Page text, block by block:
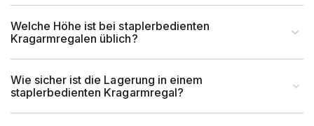
Welche Höhe ist bei staplerbedienten
Kragarmregalen üblich?
Wie sicher ist die Lagerung in einem
staplerbedienten Kragarmregal?